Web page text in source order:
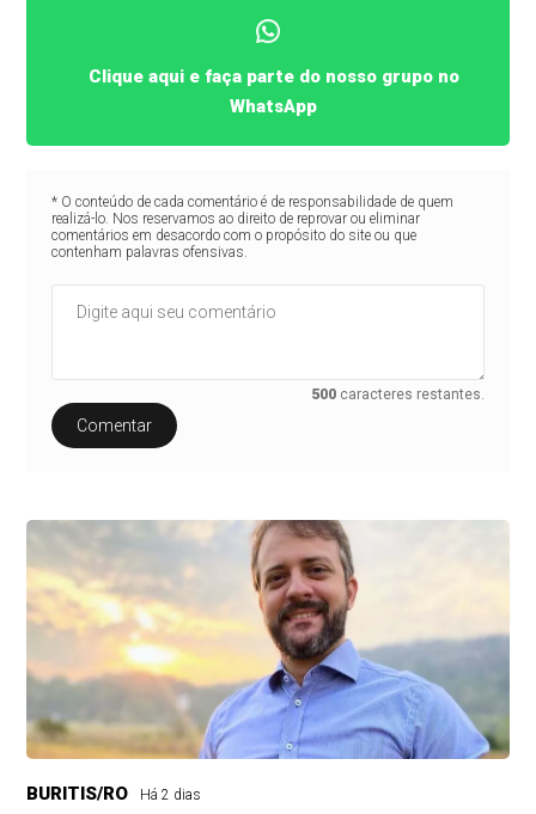
Clique aqui e faça parte do nosso grupo no
WhatsApp
* O conteúdo de cada comentário é de responsabilidade de quem
realizá-lo. Nos reservamos ao direito de reprovar ou eliminar
comentários em desacordo com o propósito do site ou que
contenham palavras ofensivas.
500 caracteres restantes.
Comentar
BURITIS/RO Há 2 dias